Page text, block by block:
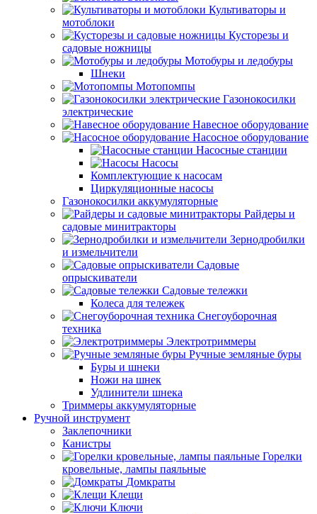
Культиваторы и
мотоблоки
Кусторезы и
садовые ножницы
Мотобуры и ледобуры
Шнеки
Мотопомпы
Газонокосилки
электрические
Навесное оборудование
Насосное оборудование
Насосные станции
Насосы
Комплектующие к насосам
Циркуляционные насосы
Газонокосилки аккумуляторные
Райдеры и
садовые минитракторы
Зернодробилки
и измельчители
Садовые
опрыскиватели
Садовые тележки
Колеса для тележек
Снегоуборочная
техника
Электротриммеры
Ручные земляные буры
Буры и шнеки
Ножи на шнек
Удлинители шнека
Триммеры аккумуляторные
Ручной инструмент
Заклепочники
Канистры
Горелки
кровельные, лампы паяльные
Домкраты
Клещи
Ключи